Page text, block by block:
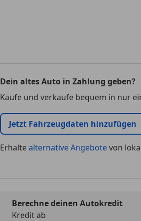
Dein altes Auto in Zahlung geben?
Kaufe und verkaufe bequem in nur
Jetzt Fahrzeugdaten hinzufügen
Erhaltealternative Angebotevon
Berechne deinen Autokredit
Kredit ab